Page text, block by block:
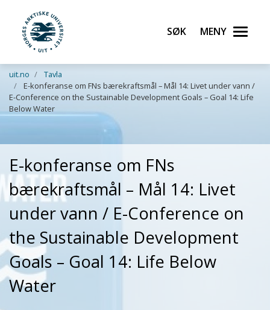
Gå til hovedinnhold
UiT Norges arktiske universitet
Søk Meny
uit.no
Tavla
E-konferanse om FNs bærekraftsmål – Mål 14: Livet under vann /
E-Conference on the Sustainable Development Goals – Goal 14: Life
Below Water
E-konferanse om FNs
bærekraftsmål – Mål 14: Livet
under vann / E-Conference on
the Sustainable Development
Goals – Goal 14: Life Below
Water